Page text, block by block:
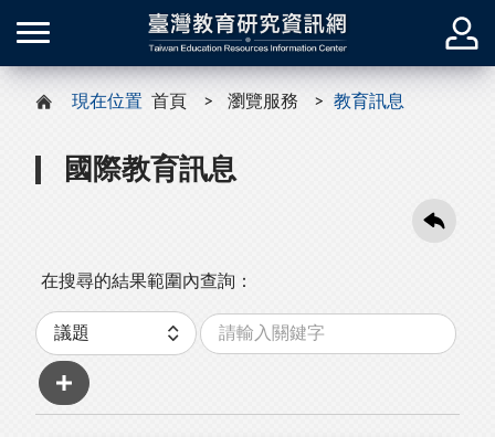
現在位置 首頁 瀏覽服務 教育訊息
國際教育訊息
在搜尋的結果範圍內查詢：
分
類
關
字